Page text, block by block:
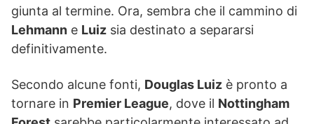
giunta al termine. Ora, sembra che il cammino di
Lehmann e Luiz sia destinato a separarsi
definitivamente.
Secondo alcune fonti, Douglas Luiz è pronto a
tornare in Premier League, dove il Nottingham